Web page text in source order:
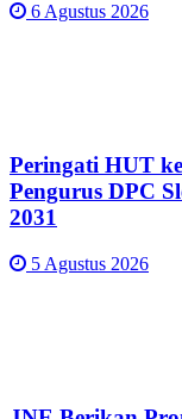
6 Agustus 2026
Peringati HUT
Pengurus DPC
2031
5 Agustus 2026